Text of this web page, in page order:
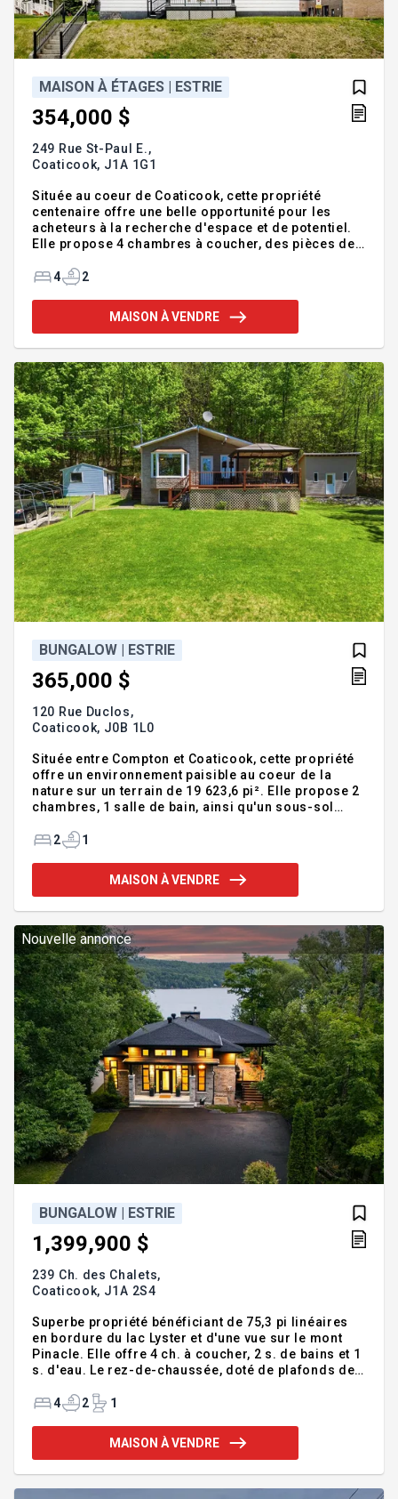
MAISON À ÉTAGES | ESTRIE
354,000 $
249 Rue St-Paul E.,
Coaticook, J1A 1G1
Située au coeur de Coaticook, cette propriété
centenaire offre une belle opportunité pour les
acheteurs à la recherche d'espace et de potentiel.
Elle propose 4 chambres à coucher, des pièces de
attaché. Certaines améliorations ont été réalisées
nombreuses possibilités d'aménagement pour
profiter pleinement de la belle saison. À proximité
d'un quartier établi. Addenda :- LA VILLE - Apprécié
4 2
MAISON À VENDRE
BUNGALOW | ESTRIE
365,000 $
120 Rue Duclos,
Coaticook, J0B 1L0
Située entre Compton et Coaticook, cette propriété
offre un environnement paisible au coeur de la
nature sur un terrain de 19 623,6 pi². Elle propose 2
chambres, 1 salle de bain, ainsi qu'un sous-sol
terrasse partiellement couverte et remise sur bloc
proximité de la nature et des services essentiels.
Addenda :Rez-de-chaussée - Aire de vie conviviale
dosseret et accès direct à la terrasse.
2 1
MAISON À VENDRE
Nouvelle annonce
BUNGALOW | ESTRIE
1,399,900 $
239 Ch. des Chalets,
Coaticook, J1A 2S4
Superbe propriété bénéficiant de 75,3 pi linéaires
en bordure du lac Lyster et d'une vue sur le mont
Pinacle. Elle offre 4 ch. à coucher, 2 s. de bains et 1
s. d'eau. Le rez-de-chaussée, doté de plafonds de
aménagé d'un salon avec foyer au bois, d'une s. à
granit, un îlot et un g.-manger walk-in. Le rez-de-
jardin, également très fenestré, détient des
4 2 1
MAISON À VENDRE